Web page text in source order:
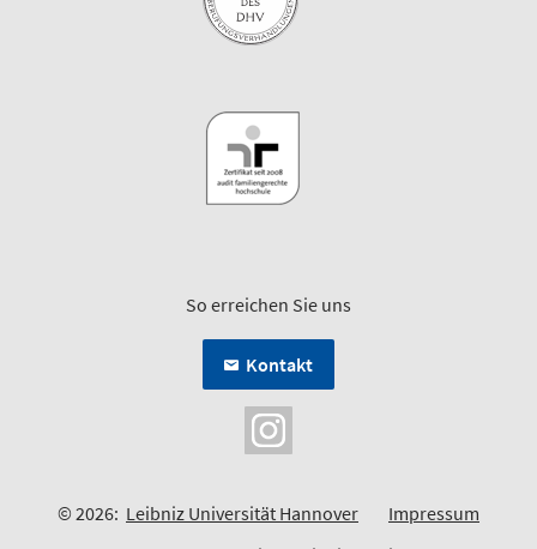
So erreichen Sie uns
Kontakt
© 2026: Leibniz Universität Hannover
Impressum